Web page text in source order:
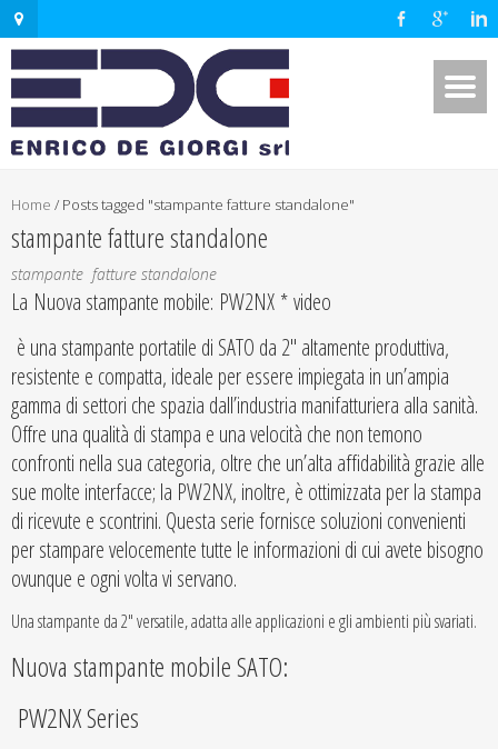
Home / Posts tagged "stampante fatture standalone"
stampante fatture standalone
stampante fatture standalone
La Nuova stampante mobile: PW2NX * video
è una stampante portatile di SATO da 2″ altamente produttiva,
resistente e compatta, ideale per essere impiegata in un’ampia
gamma di settori che spazia dall’industria manifatturiera alla sanità.
Offre una qualità di stampa e una velocità che non temono
confronti nella sua categoria, oltre che un’alta affidabilità grazie alle
sue molte interfacce; la PW2NX, inoltre, è ottimizzata per la stampa
di ricevute e scontrini. Questa serie fornisce soluzioni convenienti
per stampare velocemente tutte le informazioni di cui avete bisogno
ovunque e ogni volta vi servano.
Una stampante da 2″ versatile, adatta alle applicazioni e gli ambienti più svariati.
Nuova stampante mobile SATO:
PW2NX Series